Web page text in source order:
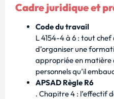
Cadre juridique et
Code du travail
L 4154-4 à 6 : tout
d’organiser une
appropriée en matière
personnels qu’il
APSAD Règle R6
. Chapitre 4 : l’effectif